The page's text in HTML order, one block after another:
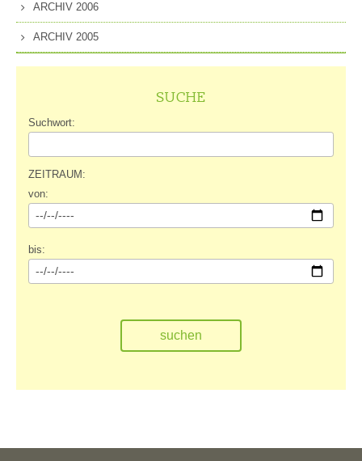
ARCHIV 2006
ARCHIV 2005
SUCHE
Suchwort:
ZEITRAUM:
von:
bis: